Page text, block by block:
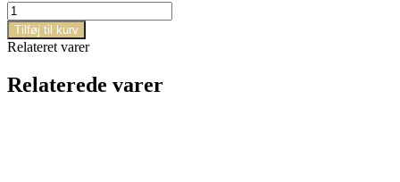
Glad
&
frisk
buket
antal
Tilføj til kurv
Relateret varer
Relaterede varer